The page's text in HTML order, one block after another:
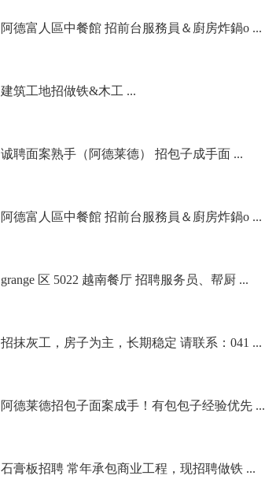
阿德富人區中餐館 招前台服務員＆廚房炸鍋o ...
建筑工地招做铁&木工 ...
诚聘面案熟手（阿德莱德） 招包子成手面 ...
阿德富人區中餐館 招前台服務員＆廚房炸鍋o ...
grange 区 5022 越南餐厅 招聘服务员、帮厨 ...
招抹灰工，房子为主，长期稳定 请联系：041 ...
阿德莱德招包子面案成手！有包包子经验优先 ...
石膏板招聘 常年承包商业工程，现招聘做铁 ...